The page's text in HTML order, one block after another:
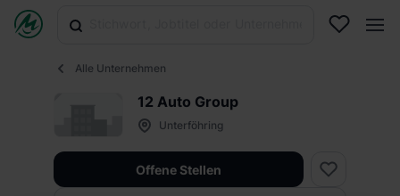
Alle Unternehmen
12 Auto Group
Unterföhring
Offene Stellen